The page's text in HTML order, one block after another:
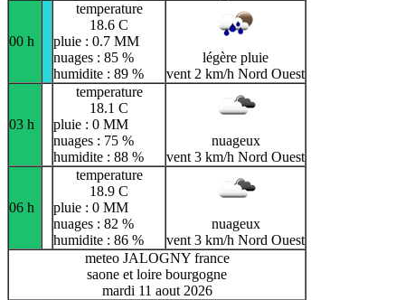
00 h
temperature
18.6 C
pluie : 0.7 MM
nuages : 85 %
humidite : 89 %
légère pluie
vent 2 km/h Nord Ouest
03 h
temperature
18.1 C
pluie : 0 MM
nuages : 75 %
humidite : 88 %
nuageux
vent 3 km/h Nord Ouest
06 h
temperature
18.9 C
pluie : 0 MM
nuages : 82 %
humidite : 86 %
nuageux
vent 3 km/h Nord Ouest
meteo JALOGNY france
saone et loire bourgogne
mardi 11 aout 2026